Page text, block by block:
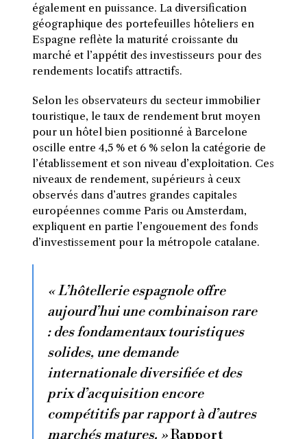
également en puissance. La diversification
géographique des portefeuilles hôteliers en
Espagne reflète la maturité croissante du
marché et l’appétit des investisseurs pour des
rendements locatifs attractifs.
Selon les observateurs du secteur immobilier
touristique, le taux de rendement brut moyen
pour un hôtel bien positionné à Barcelone
oscille entre 4,5 % et 6 % selon la catégorie de
l’établissement et son niveau d’exploitation. Ces
niveaux de rendement, supérieurs à ceux
observés dans d’autres grandes capitales
européennes comme Paris ou Amsterdam,
expliquent en partie l’engouement des fonds
d’investissement pour la métropole catalane.
« L’hôtellerie espagnole offre
aujourd’hui une combinaison rare
: des fondamentaux touristiques
solides, une demande
internationale diversifiée et des
prix d’acquisition encore
compétitifs par rapport à d’autres
marchés matures. »Rapport